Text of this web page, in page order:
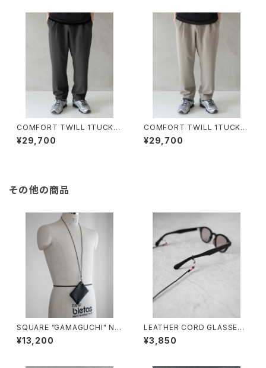
COMFORT TWILL 1TUCK P
T/400023#3/コンフォートツ
イル2タックテーパードパンツ
¥29,700
COMFORT TWILL 1TUCK P
T/400023#1/コンフォートツイ
ル1タックテーパードパンツ
¥29,700
その他の商品
SQUARE ”GAMAGUCHI" NE
CK STRAP/3048#1/スクエア
がま口 ネックストラップ
¥13,200
LEATHER CORD GLASSES
HOLDER/2028#3/レザーコー
ドグラスホルダー
¥3,850